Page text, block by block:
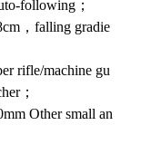
following；
，falling gradie
rifle/machine gu
；
Other small an